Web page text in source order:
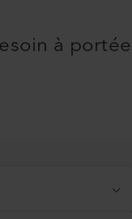
à portée